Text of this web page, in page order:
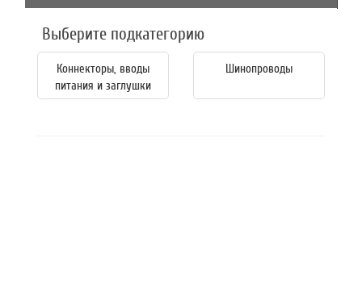
Выберите подкатегорию
Коннекторы, вводы
питания и заглушки
Шинопроводы